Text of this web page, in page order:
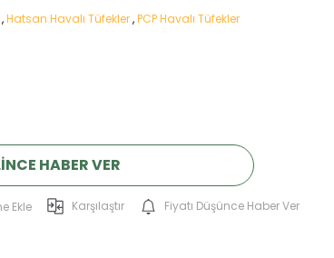
,Hatsan Havalı Tüfekler,PCP Havalı Tüfekler
HABER VER
Karşılaştır Fiyatı Düşünce Haber Ver